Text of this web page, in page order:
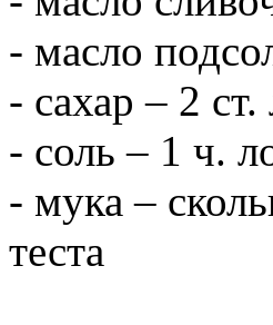
- масло
- сахар – 2
- соль – 1 ч.
- мука –
теста